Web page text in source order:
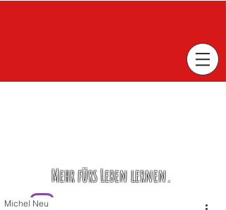
Mehr fürs Leben lernen.
Michel Neu